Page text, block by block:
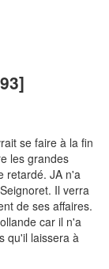
se faire à la fin
les grandes
retardé. JA n'a
Il verra
de ses affaires.
car il n'a
qu'il laissera à